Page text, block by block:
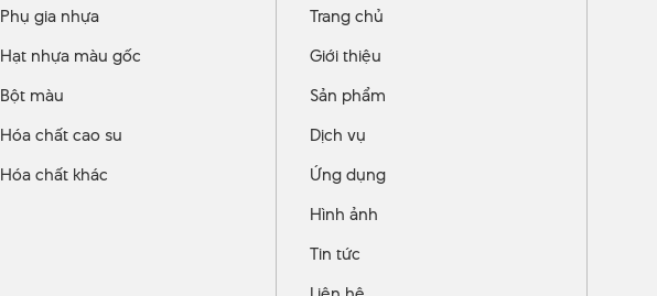
Phụ gia nhựa
Hạt nhựa màu gốc
Bột màu
Hóa chất cao su
Hóa chất khác
Trang chủ
Giới thiệu
Sản phẩm
Dịch vụ
Ứng dụng
Hình ảnh
Tin tức